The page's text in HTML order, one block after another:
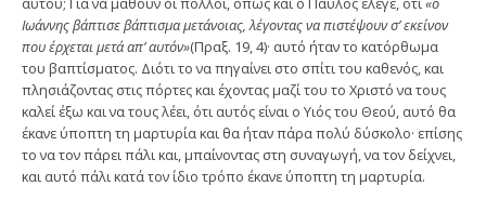
Ιωάννης βάπτισε βάπτισμα με­τάνοιας, λέγοντας να πιστέψουν σ’ εκείνον
που έρχεται μετά απ’ αυτόν»(Πραξ. 19, 4)· αυτό ήταν το κατόρθωμα
του βαπτίσματος. Διότι το να πηγαίνει στο σπίτι του καθενός, και
πλησιάζοντας στις πόρτες και έχοντας μαζί του το Χριστό να τους
καλεί έξω και να τους λέει, ότι αυτός είναι ο Υιός του Θεού, αυτό θα
έκανε ύποπτη τη μαρτυρία και θα ήταν πάρα πολύ δύσκολο· επίσης
το να τον πάρει πά­λι και, μπαίνοντας στη συναγωγή, να τον δείχνει,
και αυτό πάλι κατά τον ίδιο τρόπο έκανε ύποπτη τη μαρ­τυρία.